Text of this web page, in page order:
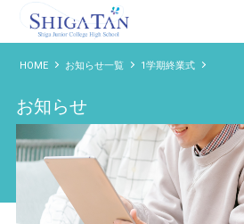
滋賀短期大学附属高等学校
HOME
お知らせ一覧 1学期終業式
お知らせ